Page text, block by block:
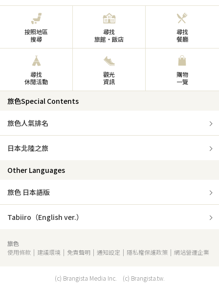
按照地區
搜尋
尋找
旅館・飯店
尋找
餐廳
尋找
休閒活動
觀光
資訊
購物
一覽
旅色Special Contents
旅色人氣排名
日本北陸之旅
Other Languages
旅色 日本語版
Tabiiro（English ver.）
旅色
使用條款
建議環境 免責聲明 通知設定 隱私權保護政策 網站營運企業
(c) Brangista Media Inc. (c) Brangista.tw.